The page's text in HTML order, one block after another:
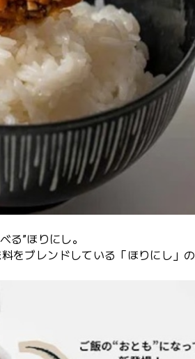
る”ほりにし。
をブレンドしている「ほりにし」